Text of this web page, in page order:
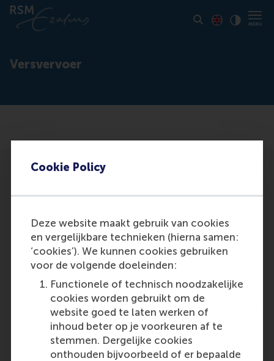
Cookie Policy
Deze website maakt gebruik van cookies
en vergelijkbare technieken (hierna samen:
‘cookies’). We kunnen cookies gebruiken
voor de volgende doeleinden:
Functionele of technisch noodzakelijke
cookies worden gebruikt om de
website goed te laten werken of
inhoud beter op je voorkeuren af te
stemmen. Dergelijke cookies
onthouden bijvoorbeeld of er bepaalde
Versvervoer
Participants
Nunen, J. van
Role: General
Reference type: Journalist